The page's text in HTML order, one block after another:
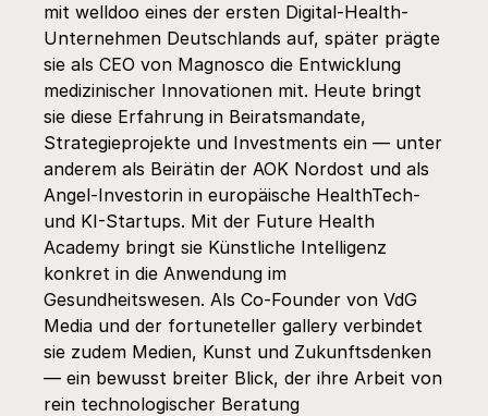
mit welldoo eines der ersten Digital-Health-
Unternehmen Deutschlands auf, später prägte
sie als CEO von Magnosco die Entwicklung
medizinischer Innovationen mit. Heute bringt
sie diese Erfahrung in Beiratsmandate,
Strategieprojekte und Investments ein — unter
anderem als Beirätin der AOK Nordost und als
Angel-Investorin in europäische HealthTech-
und KI-Startups. Mit der Future Health
Academy bringt sie Künstliche Intelligenz
konkret in die Anwendung im
Gesundheitswesen. Als Co-Founder von VdG
Media und der fortuneteller gallery verbindet
sie zudem Medien, Kunst und Zukunftsdenken
— ein bewusst breiter Blick, der ihre Arbeit von
rein technologischer Beratung